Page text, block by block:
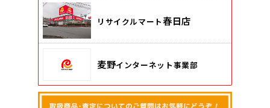
リサイクルマート春日店
麦野インターネット事業部